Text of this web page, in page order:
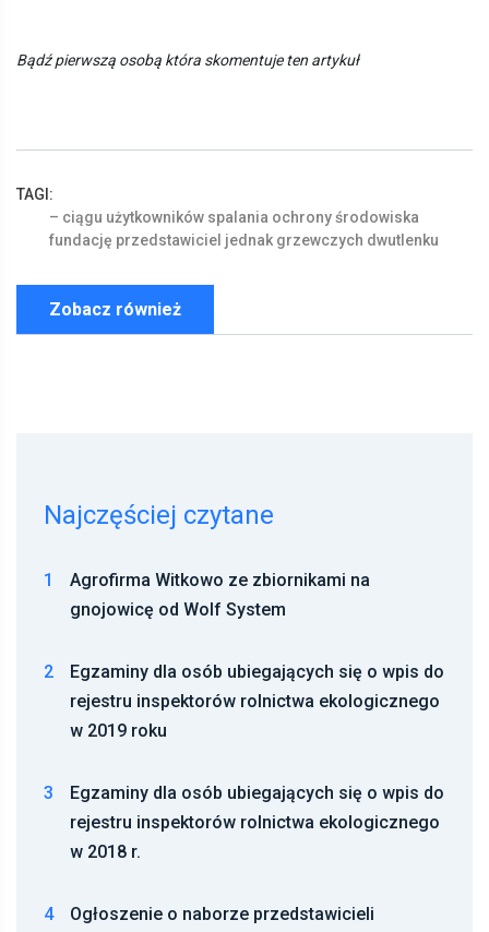
Bądź pierwszą osobą która skomentuje ten artykuł
TAGI:
– ciągu użytkowników spalania ochronyśrodowiska
fundację przedstawiciel jednak grzewczych dwutlenku
Zobacz również
Najczęściej czytane
1
Agrofirma Witkowo ze zbiornikami na
gnojowicę od Wolf System
2
Egzaminy dla osób ubiegających się o wpis do
rejestru inspektorów rolnictwa ekologicznego
w 2019 roku
3
Egzaminy dla osób ubiegających się o wpis do
rejestru inspektorów rolnictwa ekologicznego
w 2018 r.
4
Ogłoszenie o naborze przedstawicieli